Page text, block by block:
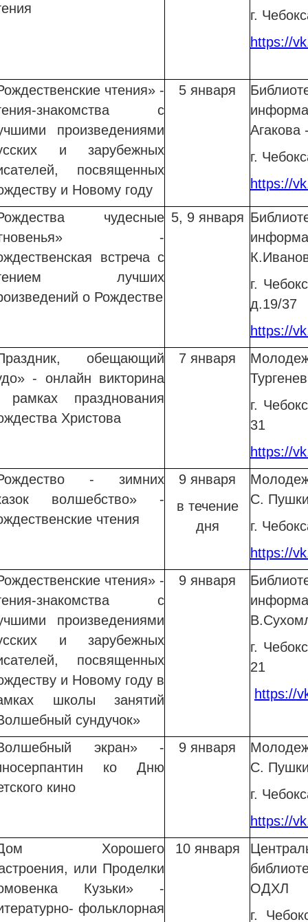
г.
https://
чтения» -
знакомства с
произведениями
и зарубежных
посвященных
и Новому году
5 января
г.
https://
чудесные
-
встреча с
лучших
о Рождестве
5, 9 января
г.
д.19/37
https://
обещающий
- онлайн викторина
празднования
Христова
7 января
г.
31
https://
- зимних
волшебство» -
чтения
9 января
в течение
дня
С.
г.
https://
чтения» -
знакомства с
произведениями
и зарубежных
посвященных
и Новому году в
школы занятий
сундучок»
9 января
г.
21
https://
экран» -
ко Дню
кино
9 января
С.
г.
https://
Хорошего
или Проделки
Кузьки» -
фольклорная
10 января
ОДХЛ
г.